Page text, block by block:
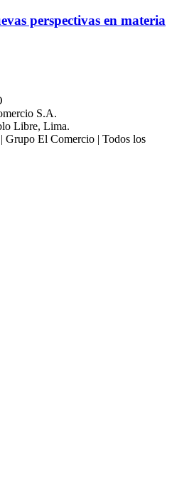
perspectivas en materia
S.A.
Libre, Lima.
El Comercio | Todos los